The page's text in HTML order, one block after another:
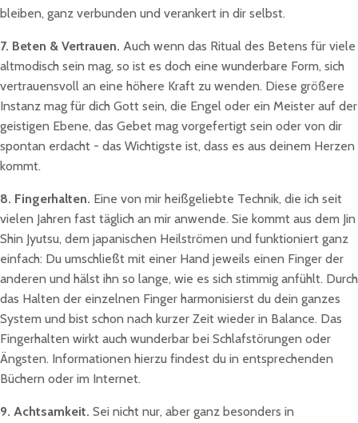
bleiben, ganz verbunden und verankert in dir selbst.
7. Beten & Vertrauen. Auch wenn das Ritual des Betens für viele
altmodisch sein mag, so ist es doch eine wunderbare Form, sich
vertrauensvoll an eine höhere Kraft zu wenden. Diese größere
Instanz mag für dich Gott sein, die Engel oder ein Meister auf der
geistigen Ebene, das Gebet mag vorgefertigt sein oder von dir
spontan erdacht - das Wichtigste ist, dass es aus deinem Herzen
kommt.
8. Fingerhalten. Eine von mir heißgeliebte Technik, die ich seit
vielen Jahren fast täglich an mir anwende. Sie kommt aus dem Jin
Shin Jyutsu, dem japanischen Heilströmen und funktioniert ganz
einfach: Du umschließt mit einer Hand jeweils einen Finger der
anderen und hälst ihn so lange, wie es sich stimmig anfühlt. Durch
das Halten der einzelnen Finger harmonisierst du dein ganzes
System und bist schon nach kurzer Zeit wieder in Balance. Das
Fingerhalten wirkt auch wunderbar bei Schlafstörungen oder
Ängsten. Informationen hierzu findest du in entsprechenden
Büchern oder im Internet.
9. Achtsamkeit. Sei nicht nur, aber ganz besonders in